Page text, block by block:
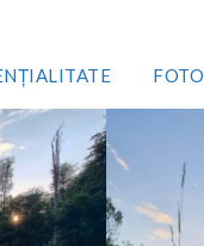
FOTO